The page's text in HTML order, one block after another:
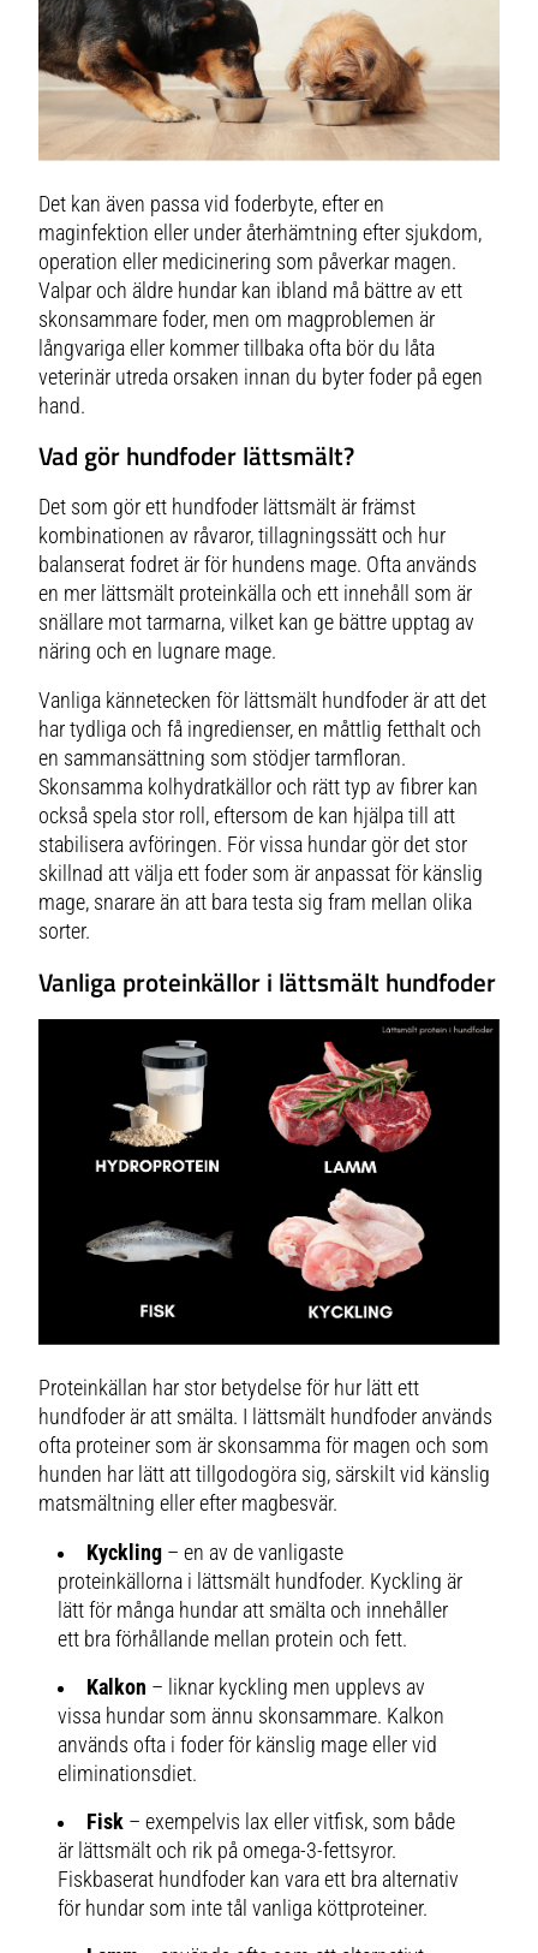
Det kan även passa vid foderbyte, efter en
maginfektion eller under återhämtning efter sjukdom,
operation eller medicinering som påverkar magen.
Valpar och äldre hundar kan ibland må bättre av ett
skonsammare foder, men om magproblemen är
långvariga eller kommer tillbaka ofta bör du låta
veterinär utreda orsaken innan du byter foder på egen
hand.
Vad gör hundfoder lättsmält?
Det som gör ett hundfoder lättsmält är främst
kombinationen av råvaror, tillagningssätt och hur
balanserat fodret är för hundens mage. Ofta används
en mer lättsmält proteinkälla och ett innehåll som är
snällare mot tarmarna, vilket kan ge bättre upptag av
näring och en lugnare mage.
Vanliga kännetecken för lättsmält hundfoder är att det
har tydliga och få ingredienser, en måttlig fetthalt och
en sammansättning som stödjer tarmfloran.
Skonsamma kolhydratkällor och rätt typ av fibrer kan
också spela stor roll, eftersom de kan hjälpa till att
stabilisera avföringen. För vissa hundar gör det stor
skillnad att välja ett foder som är anpassat för känslig
mage, snarare än att bara testa sig fram mellan olika
sorter.
Vanliga proteinkällor i lättsmält hundfoder
Proteinkällan har stor betydelse för hur lätt ett
hundfoder är att smälta. I lättsmält hundfoder används
ofta proteiner som är skonsamma för magen och som
hunden har lätt att tillgodogöra sig, särskilt vid känslig
matsmältning eller efter magbesvär.
Kyckling – en av de vanligaste
proteinkällorna i lättsmält hundfoder. Kyckling är
lätt för många hundar att smälta och innehåller
ett bra förhållande mellan protein och fett.
Kalkon – liknar kyckling men upplevs av
vissa hundar som ännu skonsammare. Kalkon
används ofta i foder för känslig mage eller vid
eliminationsdiet.
Fisk – exempelvis lax eller vitfisk, som både
är lättsmält och rik på omega-3-fettsyror.
Fiskbaserat hundfoder kan vara ett bra alternativ
för hundar som inte tål vanliga köttproteiner.